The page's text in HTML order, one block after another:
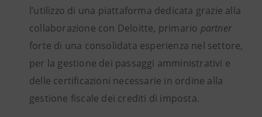
l’utilizzo di una piattaforma dedicata grazie alla
collaborazione con Deloitte, primario partner
forte di una consolidata esperienza nel settore,
per la gestione dei passaggi amministrativi e
delle certificazioni necessarie in ordine alla
gestione fiscale dei crediti di imposta.